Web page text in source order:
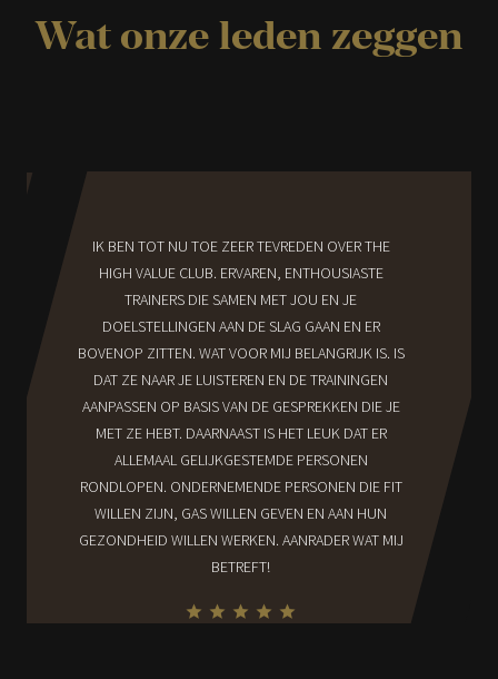
Wat onze leden zeggen
IK BEN TOT NU TOE ZEER TEVREDEN OVER THE
HIGH VALUE CLUB. ERVAREN, ENTHOUSIASTE
TRAINERS DIE SAMEN MET JOU EN JE
DOELSTELLINGEN AAN DE SLAG GAAN EN ER
BOVENOP ZITTEN. WAT VOOR MIJ BELANGRIJK IS. IS
DAT ZE NAAR JE LUISTEREN EN DE TRAININGEN
AANPASSEN OP BASIS VAN DE GESPREKKEN DIE JE
MET ZE HEBT. DAARNAAST IS HET LEUK DAT ER
ALLEMAAL GELIJKGESTEMDE PERSONEN
RONDLOPEN. ONDERNEMENDE PERSONEN DIE FIT
WILLEN ZIJN, GAS WILLEN GEVEN EN AAN HUN
GEZONDHEID WILLEN WERKEN. AANRADER WAT MIJ
BETREFT!